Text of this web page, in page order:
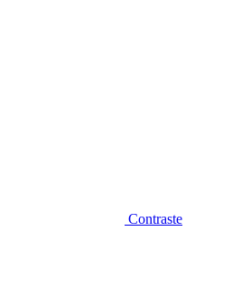
Contraste